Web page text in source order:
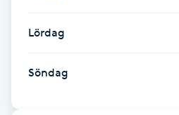
Föning
Lördag
Söndag